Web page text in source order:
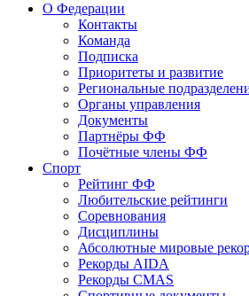
О Федерации
Контакты
Команда
Подписка
Приоритеты и развитие
Региональные
Органы управления
Документы
Партнёры ФФ
Почётные члены ФФ
Спорт
Рейтинг ФФ
Любительские рейтинги
Соревнования
Дисциплины
Абсолютные мировые
Рекорды AIDA
Рекорды CMAS